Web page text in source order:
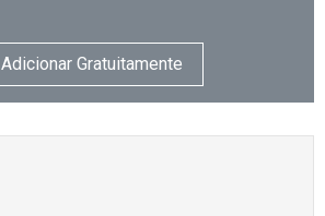
Adicionar Gratuitamente